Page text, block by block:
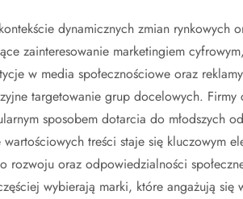
dynamicznych zmian rynkowych
zainteresowanie marketingiem
w media społecznościowe oraz
targetowanie grup docelowych.
sposobem dotarcia do młodszych
treści staje się kluczowym
oraz odpowiedzialności
wybierają marki, które angażują się